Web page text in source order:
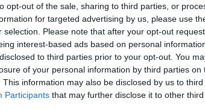
opt-out of the sale, sharing to third parties, or
for targeted advertising by us, please use
selection. Please note that after your opt-out
interest-based ads based on personal
to third parties prior to your opt-out. You
of your personal information by third parties on
This information may also be disclosed by us to
Participants that may further disclose it to other third